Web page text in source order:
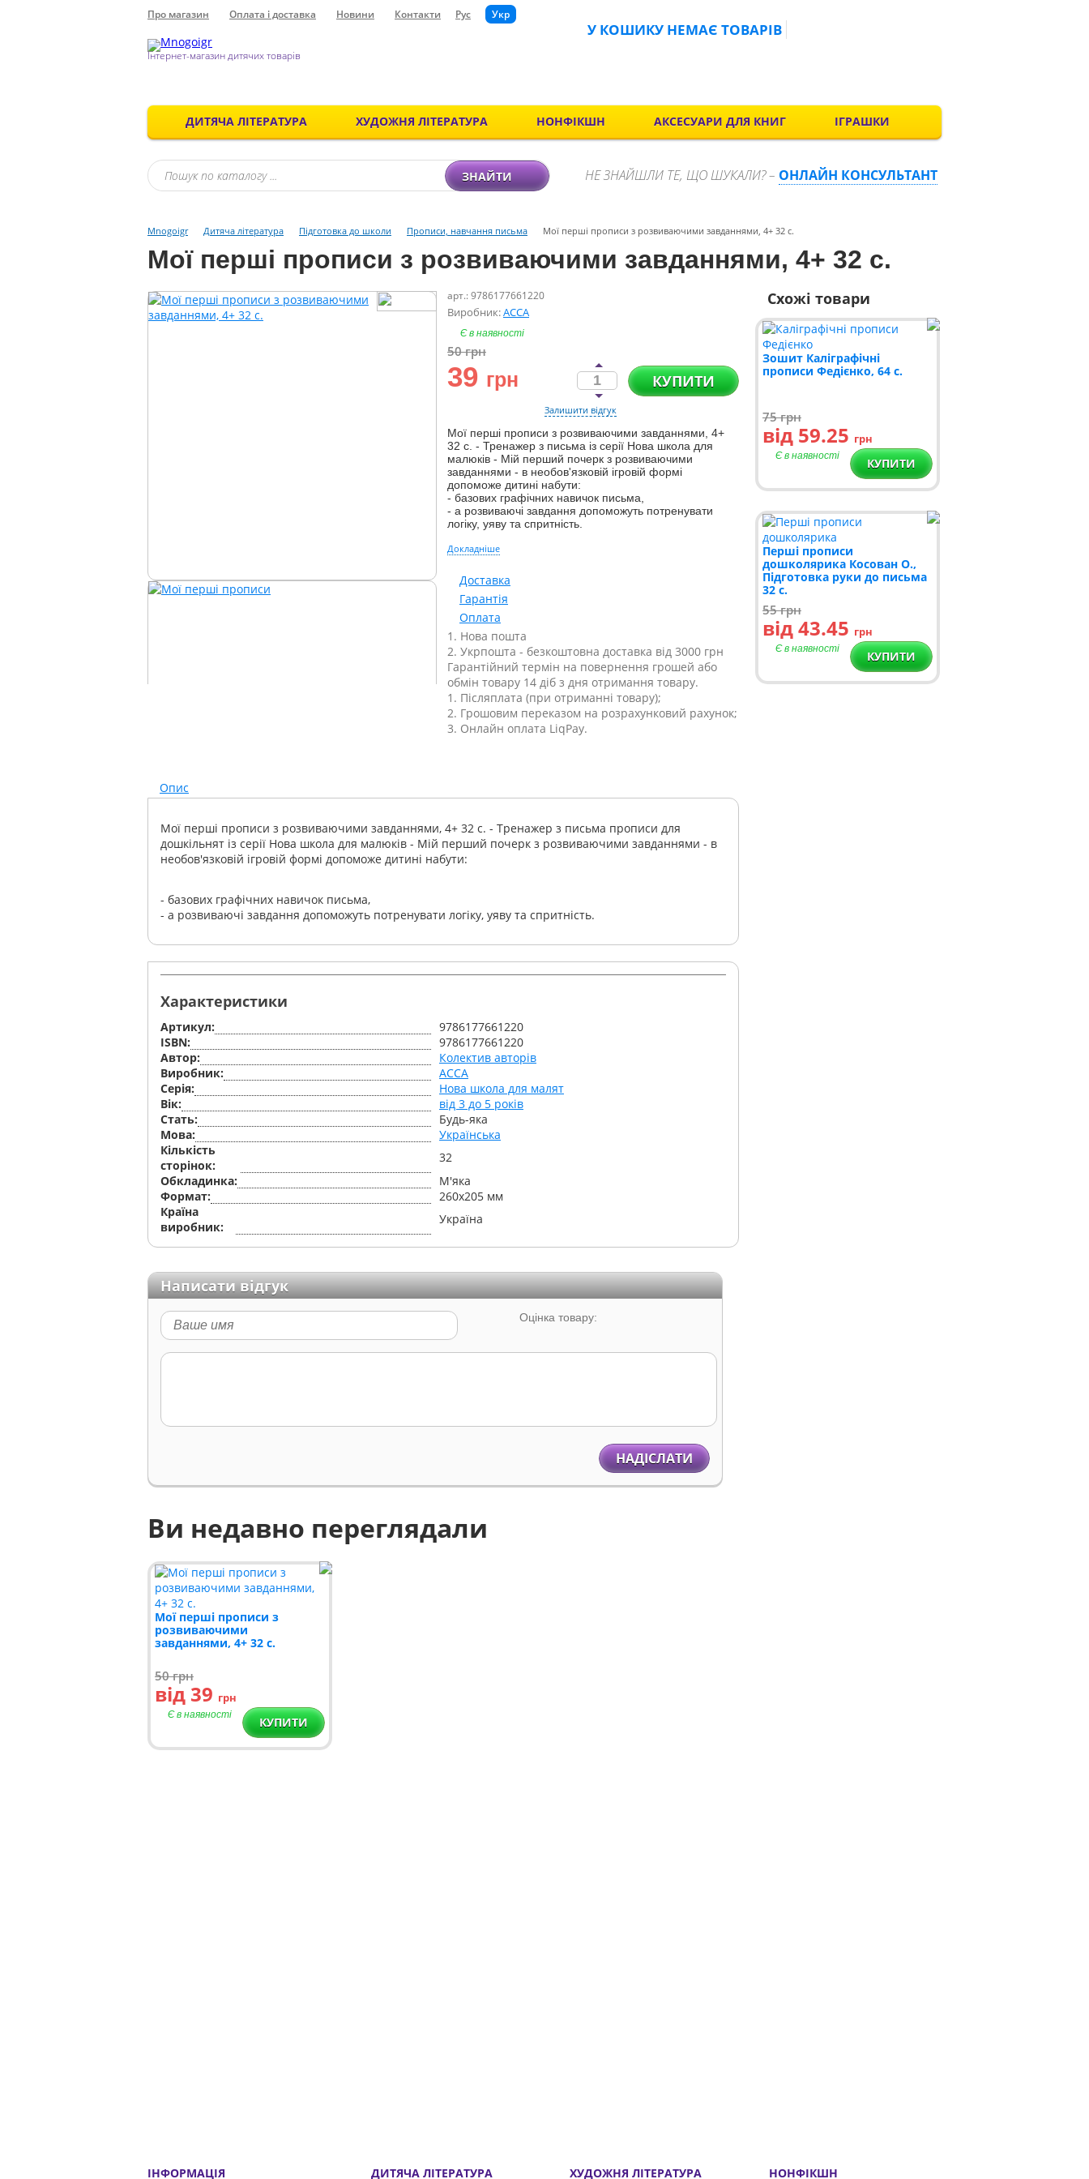
Про магазин Оплата і доставка Новини Контакти Рус Укр
Інтернет-магазин дитячих товарів
У КОШИКУ НЕМАЄ ТОВАРІВ
ДИТЯЧА ЛІТЕРАТУРА ХУДОЖНЯ ЛІТЕРАТУРА НОНФІКШН АКСЕСУАРИ ДЛЯ КНИГ ІГРАШКИ
ЗНАЙТИ НЕ ЗНАЙШЛИ ТЕ, ЩО ШУКАЛИ? – ОНЛАЙН КОНСУЛЬТАНТ
Mnogoigr Дитяча література Підготовка до школи Прописи, навчання письма Мої перші прописи з розвиваючими завданнями, 4+ 32 с.
Мої перші прописи з розвиваючими завданнями, 4+ 32 с.
Схожі товари
Зошит Каліграфічні
прописи Федієнко, 64 с.
75грн
від 59.25 грн
Є в наявності КУПИТИ
Перші прописи
дошколярика Косован О.,
Підготовка руки до письма
32 с.
55грн
від 43.45 грн
Є в наявності КУПИТИ
арт.: 9786177661220
Виробник:АССА
Є в наявності
50грн
39 грн КУПИТИ
Залишити відгук
Мої перші прописи з розвиваючими завданнями, 4+
32 с. - Тренажер з письма із серії Нова школа для
малюків - Мій перший почерк з розвиваючими
завданнями - в необов'язковій ігровій формі
допоможе дитині набути:
- базових графічних навичок письма,
- а розвиваючі завдання допоможуть потренувати
логіку, уяву та спритність.
Докладніше
Доставка
Гарантія
Оплата
1. Нова пошта
2. Укрпошта - безкоштовна доставка від 3000 грн
Гарантійний термін на повернення грошей або
обмін товару 14 діб з дня отримання товару.
1. Післяплата (при отриманні товару);
2. Грошовим переказом на розрахунковий рахунок;
3. Онлайн оплата LiqPay.
Опис
Мої перші прописи з розвиваючими завданнями, 4+ 32 с. - Тренажер з письма прописи для
дошкільнят із серії Нова школа для малюків - Мій перший почерк з розвиваючими завданнями - в
необов'язковій ігровій формі допоможе дитині набути:
- базових графічних навичок письма,
- а розвиваючі завдання допоможуть потренувати логіку, уяву та спритність.
Характеристики
Артикул:
9786177661220
ISBN:
9786177661220
Автор:
Колектив авторів
Виробник:
АССА
Серiя:
Нова школа для малят
Вік:
від 3 до 5 років
Стать:
Будь-яка
Мова:
Українська
Кількість
сторінок:
32
Обкладинка:
М'яка
Формат:
260х205 мм
Країна
виробник:
Україна
Написати відгук
Оцінка товару:
НАДІСЛАТИ
Ви недавно переглядали
Мої перші прописи з
розвиваючими
завданнями, 4+ 32 с.
50грн
від 39 грн
Є в наявності КУПИТИ
ІНФОРМАЦІЯ ДИТЯЧА ЛІТЕРАТУРА ХУДОЖНЯ ЛІТЕРАТУРА НОНФІКШН